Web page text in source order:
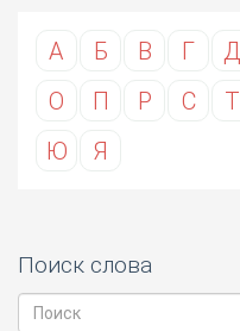
А Б В Г Д
О
П Р С Т
Ю
Я
Поиск слова